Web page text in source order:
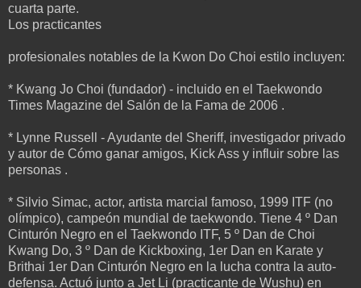
cuarta parte.
Los practicantes
profesionales notables de la Kwon Do Choi estilo incluyen:
* Kwang Jo Choi (fundador) - incluido en el Taekwondo
Times Magazine del Salón de la Fama de 2006 .
* Lynne Russell - Ayudante del Sheriff, investigador privado
y autor de Cómo ganar amigos, Kick Ass y influir sobre las
personas .
* Silvio Simac, actor, artista marcial famoso, 1999 ITF (no
olímpico), campeón mundial de taekwondo. Tiene 4 º Dan
Cinturón Negro en el Taekwondo ITF, 5 º Dan de Choi
Kwang Do, 3 º Dan de Kickboxing, 1er Dan en Karate y
Brithai 1er Dan Cinturón Negro en la lucha contra la auto-
defensa. Actuó junto a Jet Li (practicante de Wushu) en